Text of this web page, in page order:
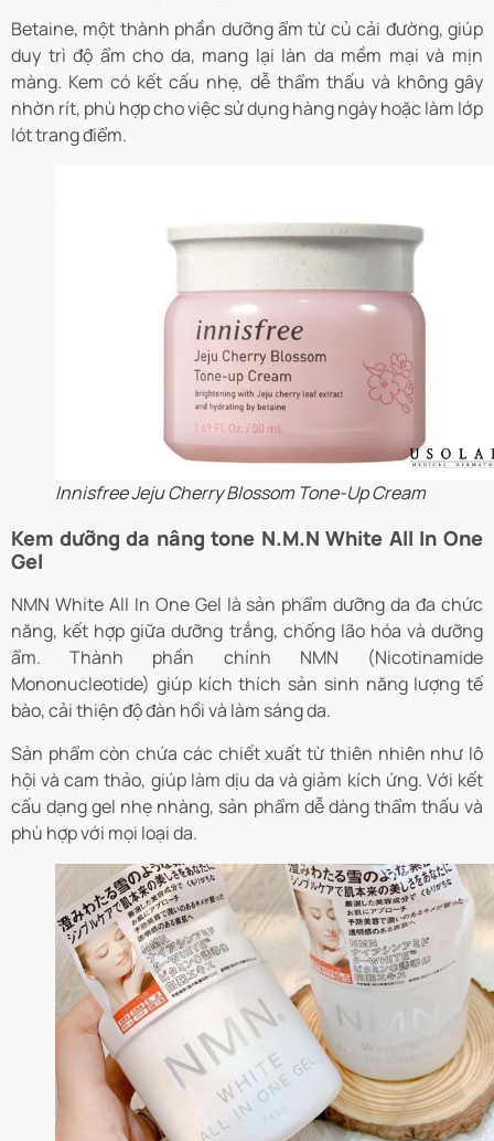
Betaine, một thành phần dưỡng ẩm từ củ cải đường, giúp
duy trì độ ẩm cho da, mang lại làn da mềm mại và mịn
màng. Kem có kết cấu nhẹ, dễ thẩm thấu và không gây
nhờn rít, phù hợp cho việc sử dụng hàng ngày hoặc làm lớp
lót trang điểm.
Innisfree Jeju Cherry Blossom Tone-Up Cream
Kem dưỡng da nâng tone N.M.N White All In One
Gel
NMN White All In One Gel là sản phẩm dưỡng da đa chức
năng, kết hợp giữa dưỡng trắng, chống lão hóa và dưỡng
ẩm. Thành phần chính NMN (Nicotinamide
Mononucleotide) giúp kích thích sản sinh năng lượng tế
bào, cải thiện độ đàn hồi và làm sáng da.
Sản phẩm còn chứa các chiết xuất từ thiên nhiên như lô
hội và cam thảo, giúp làm dịu da và giảm kích ứng. Với kết
cấu dạng gel nhẹ nhàng, sản phẩm dễ dàng thẩm thấu và
phù hợp với mọi loại da.